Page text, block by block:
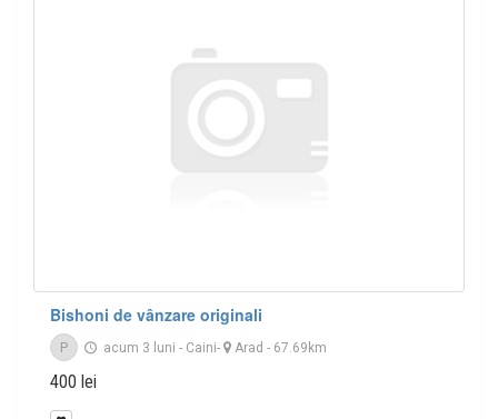
Bishoni de vânzare originali
P acum 3 luni - Caini- Arad - 67.69km
400 lei